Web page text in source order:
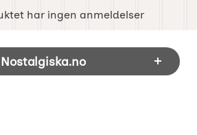
har ingen anmeldelser
Blandet informasjon og
Nostalgiska.no